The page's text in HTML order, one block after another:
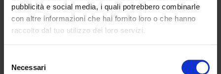
pubblicità e social media, i quali potrebbero combinarle
con altre informazioni che hai fornito loro o che hanno
raccolto dal tuo utilizzo dei loro servizi.
delNecessari